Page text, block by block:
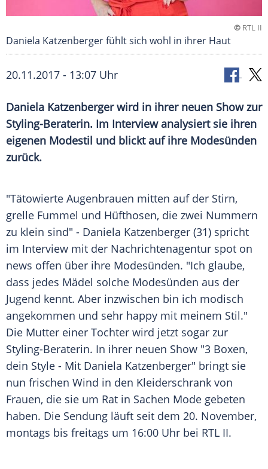
© RTL II
Daniela Katzenberger fühlt sich wohl in ihrer Haut
20.11.2017 - 13:07 Uhr
Daniela Katzenbergerwird in ihrer neuen Show zur
Styling-Beraterin. Im Interview analysiert sie ihren
eigenen Modestil und blickt auf ihre Modesünden
zurück.
"Tätowierte Augenbrauen mitten auf der Stirn,
grelle Fummel und Hüfthosen, die zwei Nummern
zu klein sind" - Daniela Katzenberger (31) spricht
im Interview mit der Nachrichtenagentur spot on
news offen über ihre Modesünden. "Ich glaube,
dass jedes Mädel solche Modesünden aus der
Jugend kennt. Aber inzwischen bin ich modisch
angekommen und sehr happy mit meinem Stil."
Die Mutter einer Tochter wird jetzt sogar zur
Styling-Beraterin. In ihrer neuen Show "3 Boxen,
dein Style - Mit Daniela Katzenberger" bringt sie
nun frischen Wind in den Kleiderschrank von
Frauen, die sie um Rat in Sachen Mode gebeten
haben. Die Sendung läuft seit dem 20. November,
montags bis freitags um 16:00 Uhr bei RTL II.